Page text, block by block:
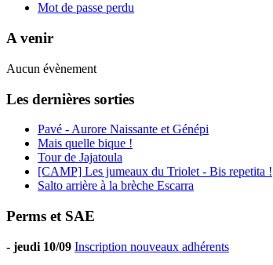
Mot de passe perdu
A venir
Aucun évènement
Les dernières sorties
Pavé - Aurore Naissante et Génépi
Mais quelle bique !
Tour de Jajatoula
[CAMP] Les jumeaux du Triolet - Bis repetita !
Salto arrière à la brèche Escarra
Perms et SAE
- jeudi 10/09 Inscription nouveaux adhérents